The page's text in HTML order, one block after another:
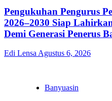
Pengukuhan Pengurus
2026–2030 Siap
Demi Generasi Penerus
Edi Lensa Agustus 6, 2026
Banyuasin